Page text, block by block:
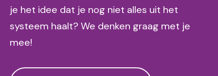
je het idee dat je nog niet alles uit het
systeem haalt? We denken graag met je
mee!